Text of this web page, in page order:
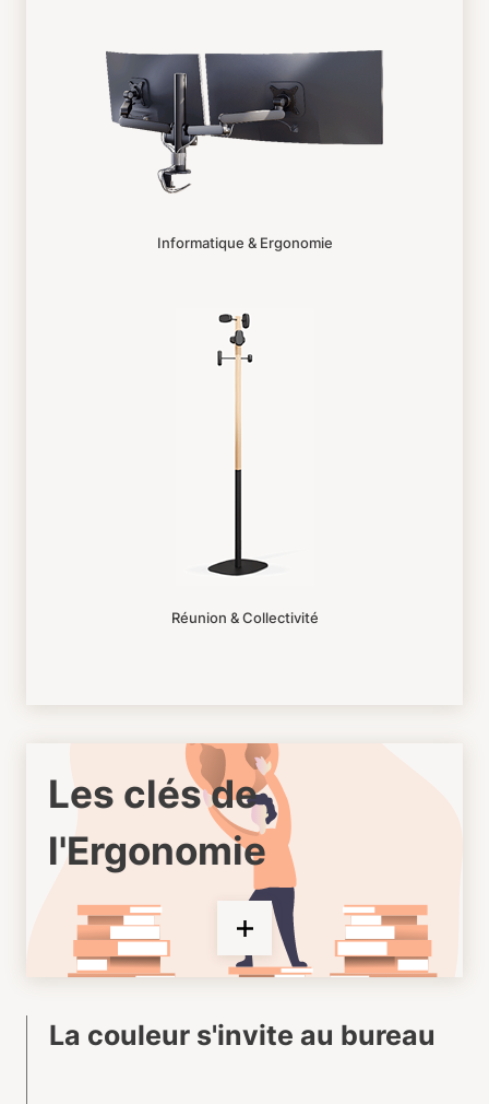
Informatique & Ergonomie
Réunion & Collectivité
Les clés de
l'Ergonomie
La couleur s'invite au bureau